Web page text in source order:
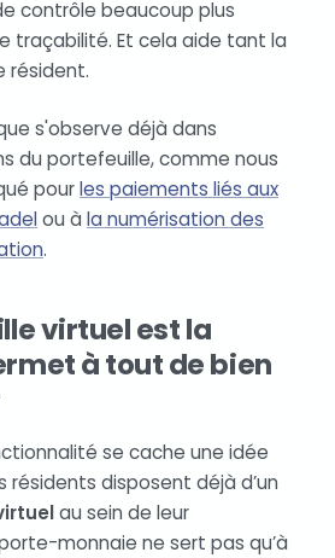
contrôle beaucoup plus
traçabilité. Et cela aide tant la
résident.
s'observe déjà dans
du portefeuille, comme nous
pourles paiements liés aux
ou à la numérisation des
.
virtuel est la
à tout de bien
se cache une idée
résidents disposent déjà d’un
au sein de leur
monnaie ne sert pas qu’à